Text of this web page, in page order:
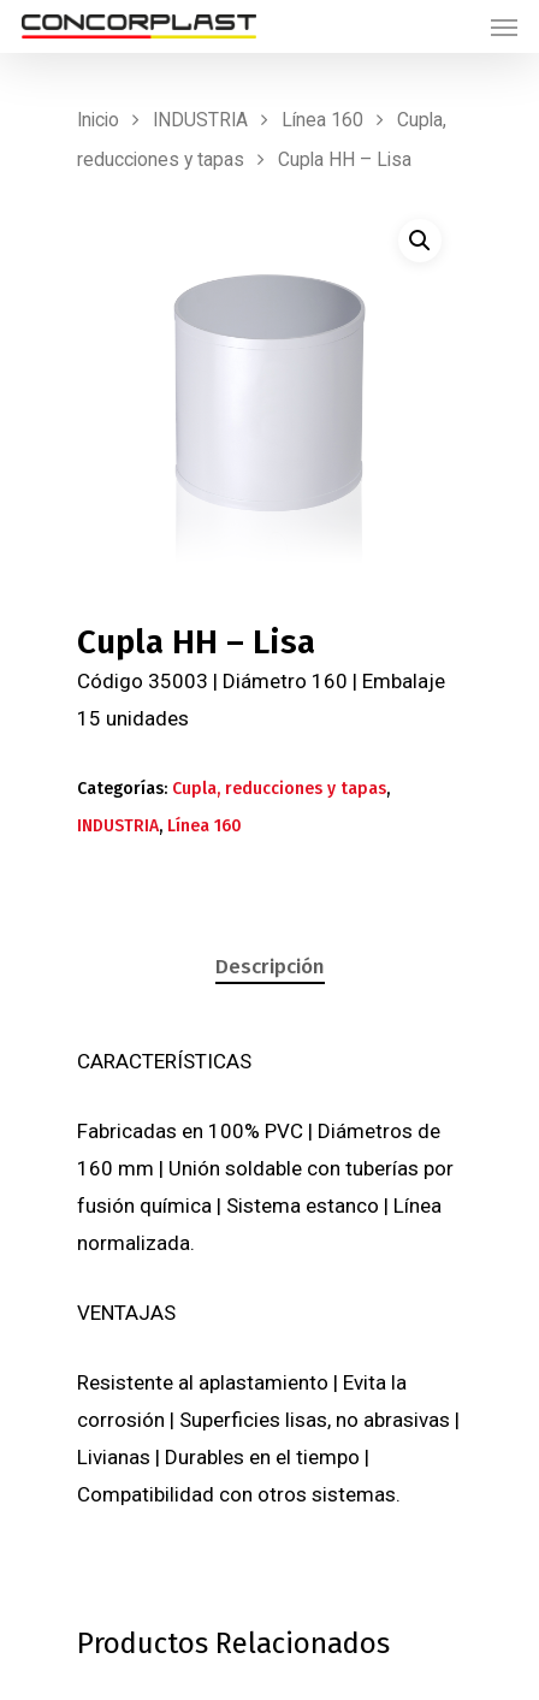
Inicio INDUSTRIA Línea 160
Cupla,
reducciones y tapas
Cupla HH – Lisa
Cupla HH – Lisa
Código 35003 | Diámetro 160 | Embalaje
15 unidades
Categorías: Cupla, reducciones y tapas,
INDUSTRIA, Línea 160
Descripción
CARACTERÍSTICAS
Fabricadas en 100% PVC | Diámetros de
160 mm | Unión soldable con tuberías por
fusión química | Sistema estanco | Línea
normalizada.
VENTAJAS
Resistente al aplastamiento | Evita la
corrosión | Superficies lisas, no abrasivas |
Livianas | Durables en el tiempo |
Compatibilidad con otros sistemas.
Productos Relacionados